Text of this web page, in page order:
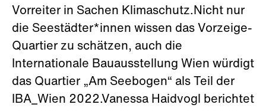
Vorreiter in Sachen Klimaschutz.Nicht nur
die Seestädter*innen wissen das Vorzeige-
Quartier zu schätzen, auch die
Internationale Bauausstellung Wien würdigt
das Quartier „Am Seebogen“ als Teil der
IBA_Wien 2022.Vanessa Haidvogl berichtet